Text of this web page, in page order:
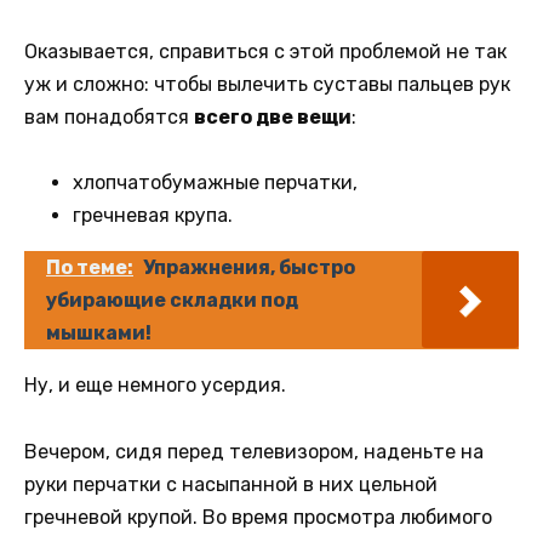
Оказывается, справиться с этой проблемой не так
уж и сложно: чтобы вылечить суставы пальцев рук
вам понадобятся всего две вещи:
хлопчатобумажные перчатки,
гречневая крупа.
По теме: Упражнения, быстро
убирающие складки под
мышками!
Ну, и еще немного усердия.
Вечером, сидя перед телевизором, наденьте на
руки перчатки с насыпанной в них цельной
гречневой крупой. Во время просмотра любимого